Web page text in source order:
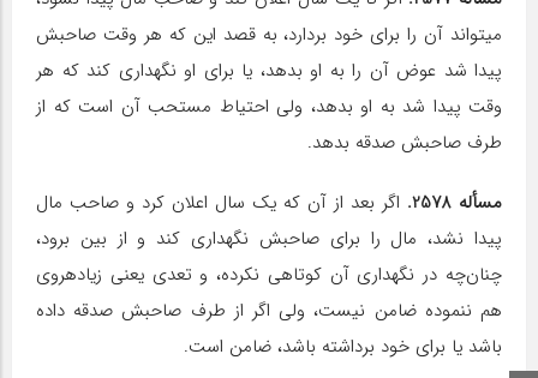
می‎تواند آن را برای خود بردارد، به قصد این که هر وقت صاحبش
پیدا شد عوض آن را به او بدهد، یا برای او نگهداری کند که هر
وقت پیدا شد به او بدهد، ولی احتیاط مستحب آن است که از
طرف صاحبش صدقه بدهد.
مسأله 2578.
اگر بعد از آن که یک سال اعلان کرد و صاحب مال
پیدا نشد، مال را برای صاحبش نگهداری کند و از بین برود،
چنان‌چه در نگهداری آن کوتاهی نکرده، و تعدی یعنی زیاده‎روی
هم ننموده ضامن نیست، ولی اگر از طرف صاحبش صدقه داده
باشد یا برای خود برداشته باشد، ضامن است.